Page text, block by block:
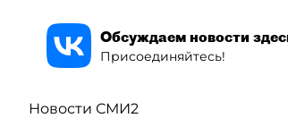
Обсуждаем новости
Присоединяйтесь!
Новости СМИ2